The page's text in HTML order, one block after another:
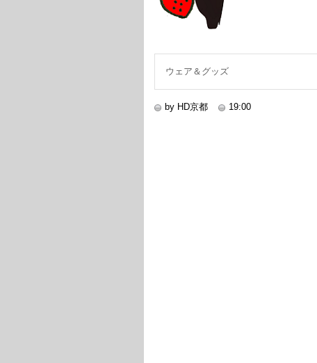
ウェア＆グッズ
by HD京都 19:00